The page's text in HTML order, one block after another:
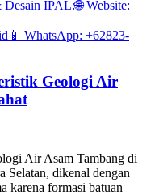
Geologi Air
Air Asam Tambang di
Selatan, dikenal dengan
karena formasi batuan